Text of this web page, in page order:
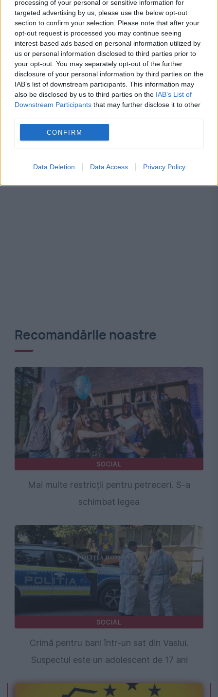
processing of your personal or sensitive information for
targeted advertising by us, please use the below opt-out
section to confirm your selection. Please note that after your
opt-out request is processed you may continue seeing
interest-based ads based on personal information utilized by
us or personal information disclosed to third parties prior to
your opt-out. You may separately opt-out of the further
disclosure of your personal information by third parties on the
IAB’s list of downstream participants. This information may
also be disclosed by us to third parties on the IAB’s List of
Downstream Participants that may further disclose it to other
CONFIRM
Data Deletion Data Access Privacy Policy
de depunere a cererii
Peste 900 de primării riscă să rămână
fără bani de la buget. Oana Gheorghiu:
Trebuie să fie înrolate în platforma
Ghiseul.ro
alex velea crima petrecere
Recomandările noastre
SOCIAL
Mai multe restricții pentru petreceri. S-a
schimbat legea
SOCIAL
Crimă pentru bani într-un sat din Vaslui.
Suspectul este un adolescent de 17 ani